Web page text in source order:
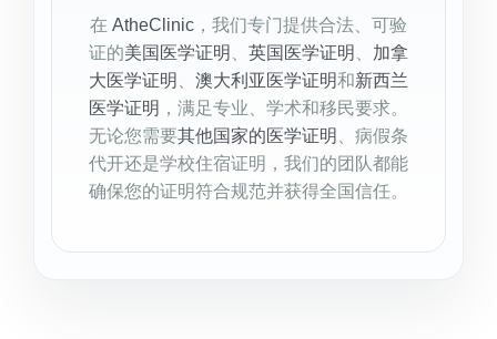
在 AtheClinic ，我们专门提供合法、可验
证的美国医学证明 英国医学证明
加拿
大医学证明
澳大利亚医学证明和新西兰
医学证明 ，满足专业、学术和移民要求。
无论您需要其他国家的医学证明
、病假条
代开还是学校住宿证明，我们的团队都能
确保您的证明符合规范并获得全国信任。